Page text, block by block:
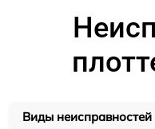
Виды неисправностей